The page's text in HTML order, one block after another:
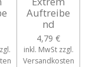
Auftreibe
nd
4,79 €
inkl. MwSt zzgl.
Versandkosten